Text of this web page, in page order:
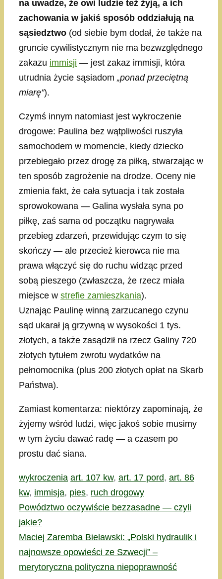
na uwadze, że owi ludzie też żyją, a ich
zachowania w jakiś sposób oddziałują na
sąsiedztwo (od siebie bym dodał, że także na
gruncie cywilistycznym nie ma bezwzględnego
zakazu immisji — jest zakaz immisji, która
utrudnia życie sąsiadom „ponad przeciętną
miarę”).
Czymś innym natomiast jest wykroczenie
drogowe: Paulina bez wątpliwości ruszyła
samochodem w momencie, kiedy dziecko
przebiegało przez drogę za piłką, stwarzając w
ten sposób zagrożenie na drodze. Oceny nie
zmienia fakt, że cała sytuacja i tak została
sprowokowana — Galina wysłała syna po
piłkę, zaś sama od początku nagrywała
przebieg zdarzeń, przewidując czym to się
skończy — ale przecież kierowca nie ma
prawa włączyć się do ruchu widząc przed
sobą pieszego (zwłaszcza, że rzecz miała
miejsce w strefie zamieszkania).
Uznając Paulinę winną zarzucanego czynu
sąd ukarał ją grzywną w wysokości 1 tys.
złotych, a także zasądził na rzecz Galiny 720
złotych tytułem zwrotu wydatków na
pełnomocnika (plus 200 złotych opłat na Skarb
Państwa).
Zamiast komentarza: niektórzy zapominają, że
żyjemy wśród ludzi, więc jakoś sobie musimy
w tym życiu dawać radę — a czasem po
prostu dać siana.
Kategorie
wykroczenia Tagi
art. 107 kw, art. 17 pord, art. 86
kw, immisja, pies, ruch drogowy
Powództwo oczywiście bezzasadne — czyli
jakie?
Maciej Zaremba Bielawski: „Polski hydraulik i
najnowsze opowieści ze Szwecji” –
merytoryczna polityczna niepoprawność